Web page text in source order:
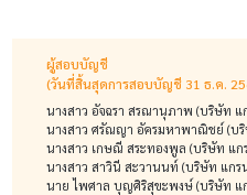
ผู้สอบบัญชี
(วันที่สิ้นสุดการสอบบัญชี 31 ธ.ค.
นางสาว อัจฉรา สรณานุภาพ (บริษัท
นางสาว ศรัณญา อัครมหาพาณิชย์ (บ
นางสาว เกษณี สระทองพูล (บริษัท แ
นางสาว สาวินี สะวานนท์ (บริษัท แก
นาย ไพศาล บุญศิริสุขะพงษ์ (บริษัท แ